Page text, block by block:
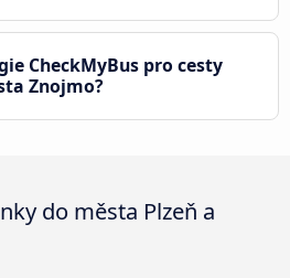
CheckMyBus pro cesty
Znojmo?
do města Plzeň a